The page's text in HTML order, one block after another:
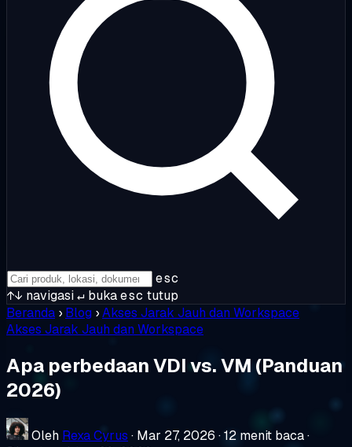
esc
↑↓ navigasi↵ bukaesc tutup
Beranda › Blog ›Akses Jarak Jauh dan Workspace
Akses Jarak Jauh dan Workspace
Apa perbedaan VDI vs. VM (Panduan
2026)
Oleh Rexa Cyrus · Mar 27, 2026 ·12 menit baca·